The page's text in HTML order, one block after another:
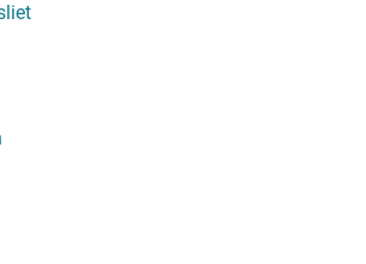
beklädnad Obehandlat